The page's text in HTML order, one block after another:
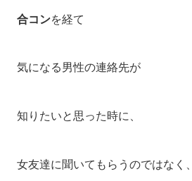
合コンを経て
気になる男性の連絡先が
知りたいと思った時に、
女友達に聞いてもらうのではなく、